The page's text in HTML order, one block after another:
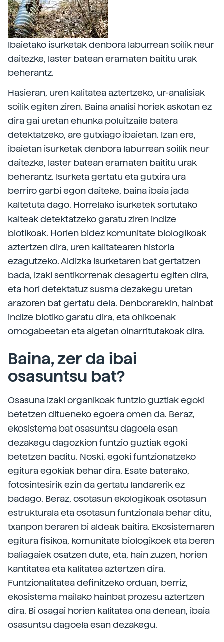
Ibaietako isurketak denbora laburrean soilik neur
daitezke, laster batean eramaten baititu urak
beherantz.
Hasieran, uren kalitatea aztertzeko, ur-analisiak
soilik egiten ziren. Baina analisi horiek askotan ez
dira gai uretan ehunka poluitzaile batera
detektatzeko, are gutxiago ibaietan. Izan ere,
ibaietan isurketak denbora laburrean soilik neur
daitezke, laster batean eramaten baititu urak
beherantz. Isurketa gertatu eta gutxira ura
berriro garbi egon daiteke, baina ibaia jada
kaltetuta dago. Horrelako isurketek sortutako
kalteak detektatzeko garatu ziren indize
biotikoak. Horien bidez komunitate biologikoak
aztertzen dira, uren kalitatearen historia
ezagutzeko. Aldizka isurketaren bat gertatzen
bada, izaki sentikorrenak desagertu egiten dira,
eta hori detektatuz susma dezakegu uretan
arazoren bat gertatu dela. Denborarekin, hainbat
indize biotiko garatu dira, eta ohikoenak
ornogabeetan eta algetan oinarritutakoak dira.
Baina, zer da ibai
osasuntsu bat?
Osasuna izaki organikoak funtzio guztiak egoki
betetzen ditueneko egoera omen da. Beraz,
ekosistema bat osasuntsu dagoela esan
dezakegu dagozkion funtzio guztiak egoki
betetzen baditu. Noski, egoki funtzionatzeko
egitura egokiak behar dira. Esate baterako,
fotosintesirik ezin da gertatu landarerik ez
badago. Beraz, osotasun ekologikoak osotasun
estrukturala eta osotasun funtzionala behar ditu,
txanpon beraren bi aldeak baitira. Ekosistemaren
egitura fisikoa, komunitate biologikoek eta beren
baliagaiek osatzen dute, eta, hain zuzen, horien
kantitatea eta kalitatea aztertzen dira.
Funtzionalitatea definitzeko orduan, berriz,
ekosistema mailako hainbat prozesu aztertzen
dira. Bi osagai horien kalitatea ona denean, ibaia
osasuntsu dagoela esan dezakegu.